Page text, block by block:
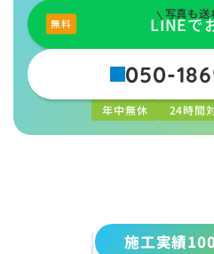
写真も送
LINEで
050-
年中無休 24時間
施工実績